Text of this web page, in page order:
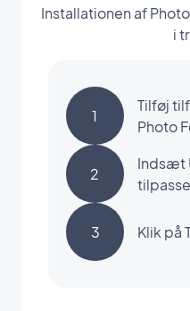
Installationen af
i
1
Tilføj
Photo
2
Indsæt
3 Klik på